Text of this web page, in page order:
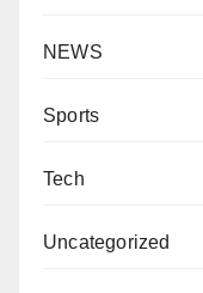
NEWS
Sports
Tech
Uncategorized